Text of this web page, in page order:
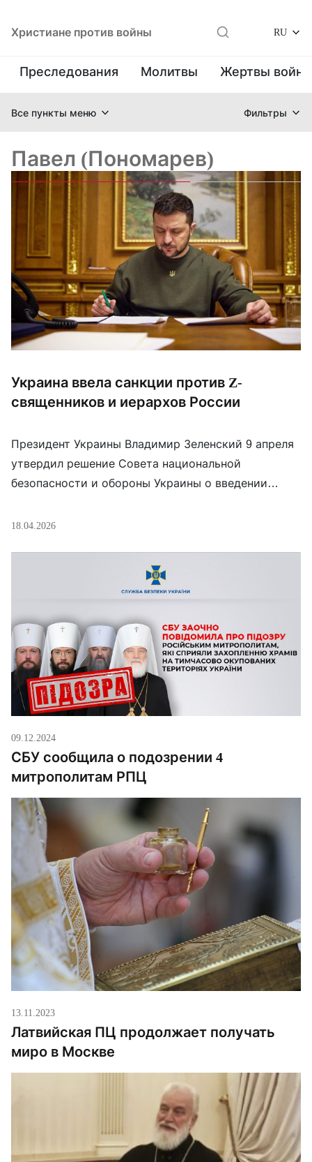
Христиане против войны RU
Преследования Молитвы Жертвы
Все пункты меню Фильтры
Павел (Пономарев)
Украина ввела санкции против Z-
священников и иерархов России
Президент Украины Владимир Зеленский 9 апреля
утвердил решение Совета национальной
безопасности и обороны Украины о введении
деятелей РФ, поддерживающих войну против
Барцев, протоиерей РПЦ; *Дмитрий Василенков,
главный военный священник РПЦ в зоне «СВО»;
объединения «Радонеж»; *Андрей Новиков ,
протоиерей РПЦ; […]
18.04.2026
09.12.2024
СБУ сообщила о подозрении 4
митрополитам РПЦ
13.11.2023
Латвийская ПЦ продолжает получать
миро в Москве